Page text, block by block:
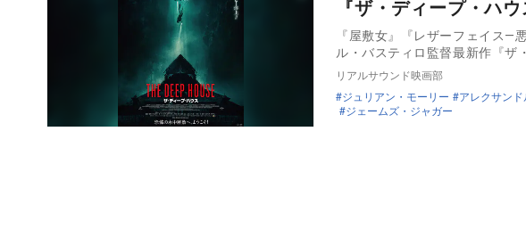
『ザ・ディープ・ハ
『屋敷女』『レザーフェイス―
ル・バスティロ監督最新作『
リアルサウンド映画部
ジュリアン・モーリー
アレクサン
ジェームズ・ジャガー